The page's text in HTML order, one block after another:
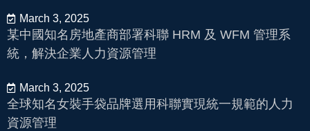
March 3, 2025
某中國知名房地產商部署科聯 HRM 及 WFM 管理系
統，解決企業人力資源管理
March 3, 2025
全球知名女裝手袋品牌選用科聯實現統一規範的人力
資源管理